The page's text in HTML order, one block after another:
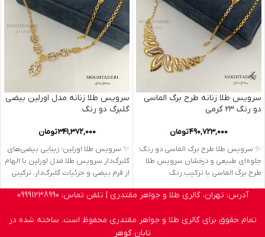
سرویس طلا زنانه طرح برگ الماسی
دو رنگ ۲۳ گرمی
490,723,000تومان
✨ سرویس طلا طرح برگ الماسی دو رنگ؛
جلوه‌ای طبیعی و درخشان سرویس طلا
طرح برگ الماسی با ترکیب رنگ
سرویس طلا زنانه مدل اورلین بیضی
گلبرگ دو رنگ
341,372,000تومان
✨ سرویس طلا اورلین؛ زیبایی بیضی‌های
گلبرگ‌دار سرویس طلا مدل اورلین با الهام
از فرم بیضی و جزئیات گلبرگ‌دار، ترکیبی
آدرس: تهران، گالری طلا و جواهر مقتدری | تلفن تماس: 09991238990
تمام حقوق برای گالری طلا و جواهر مقتدری محفوظ است. ساخته شده در
تابان گوهر